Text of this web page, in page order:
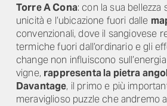
Torre A Cona:con la sua bellezza
unicità e l’ubicazione fuori dalle
convenzionali, dove il sangiovese
termiche fuori dall’ordinario e gli
changenon influiscono
vigne, rappresenta la pietra
Davantage, il primo e più
meraviglioso puzzle che andremo